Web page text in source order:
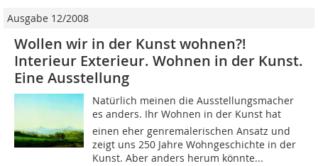
Ausgabe 12/2008
Wollen wir in der Kunst wohnen?!
Interieur Exterieur. Wohnen in der Kunst.
Eine Ausstellung
Natürlich meinen die Ausstellungsmacher
es anders. Ihr Wohnen in der Kunst hat
einen eher genremalerischen Ansatz und
zeigt uns 250 Jahre Wohngeschichte in der
Kunst. Aber anders herum könnte...